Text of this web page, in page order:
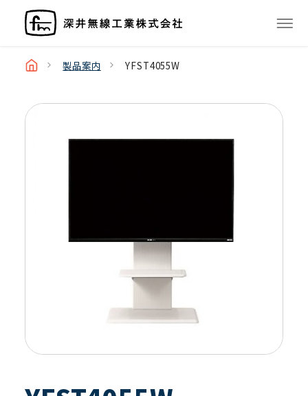
製品案内 YFST4055W